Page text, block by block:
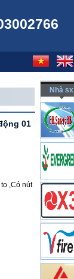
01
,Có nút
Nhà sx